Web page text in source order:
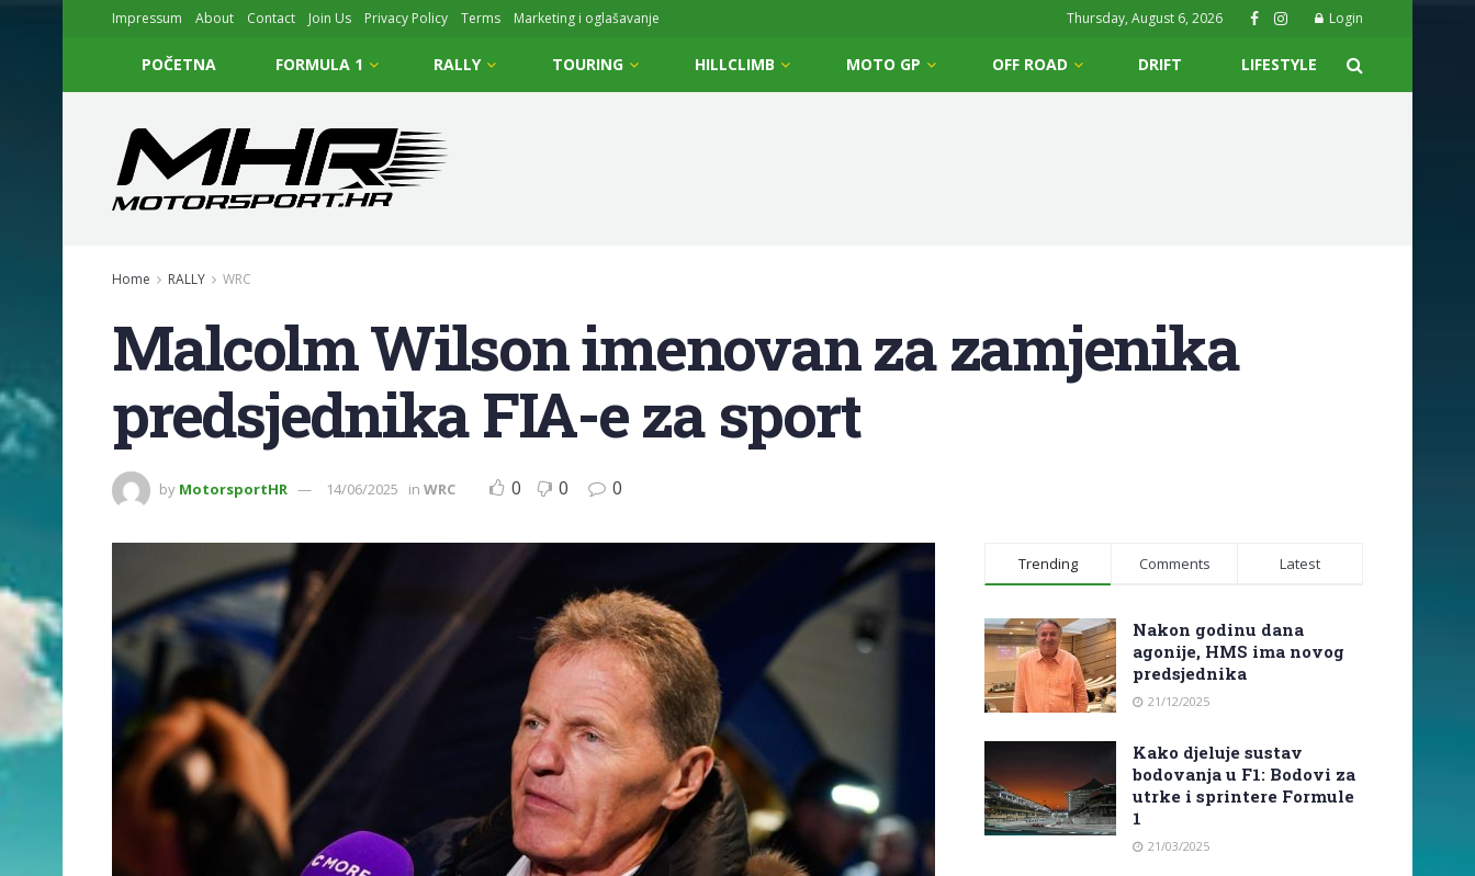
Impressum About Contact Join Us Privacy Policy Terms Marketing i oglašavanje Thursday, August 6, 2026 Login
POČETNA FORMULA 1 RALLY TOURING HILLCLIMB MOTO GP OFF ROAD DRIFT LIFESTYLE
Home RALLY WRC
Malcolm Wilson imenovan za zamjenika
predsjednika FIA-e za sport
by MotorsportHR 14/06/2025 in WRC 0 0 0
Trending Comments Latest
Nakon godinu dana
agonije, HMS ima novog
predsjednika
21/12/2025
Kako djeluje sustav
bodovanja u F1: Bodovi za
utrke i sprintere Formule
1
21/03/2025